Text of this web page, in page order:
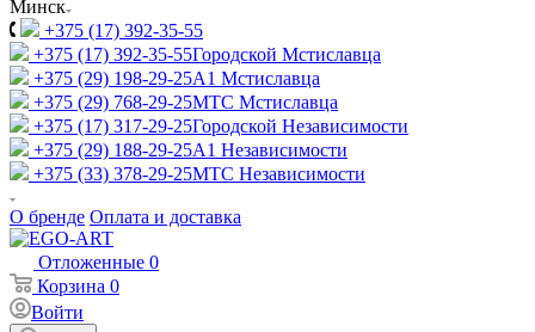
Минск
+375 (17) 392-35-55
+375 (17) 392-35-55Городской Мстиславца
+375 (29) 198-29-25A1 Мстиславца
+375 (29) 768-29-25МТС Мстиславца
+375 (17) 317-29-25Городской Независимости
+375 (29) 188-29-25A1 Независимости
+375 (33) 378-29-25МТС Независимости
О бренде Оплата и доставка
Отложенные 0
Корзина 0
Войти